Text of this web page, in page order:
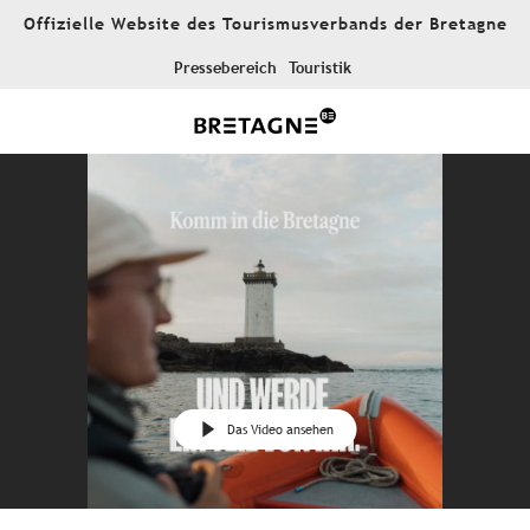
AllerOffizielle Website des Tourismusverbands der Bretagne
Pressebereich Touristik
Das Video ansehen